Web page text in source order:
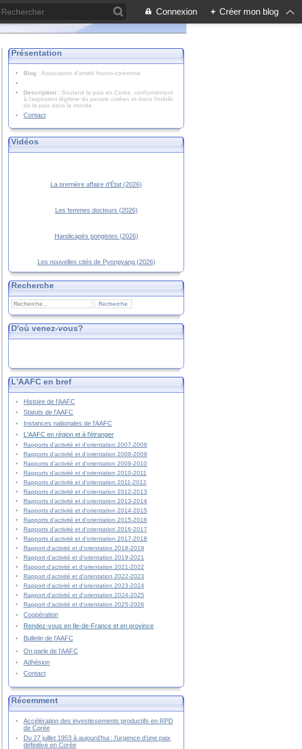
Connexion + Créer mon blog
Présentation
Blog : Association d'amitié franco-coréenne
Description : Soutenir la paix en Corée, conformément
à l'aspiration légitime du peuple coréen et dans l’intérêt
de la paix dans le monde
Contact
Vidéos
La première affaire d'État (2026)
Les femmes docteurs (2026)
Handicapés pongistes (2026)
Les nouvelles cités de Pyongyang (2026)
Recherche
D'où venez-vous?
L'AAFC en bref
Histoire de l'AAFC
Statuts de l'AAFC
Instances nationales de l'AAFC
L'AAFC en région et à l'étranger
Rapports d'activité et d'orientation 2007-2008
Rapports d'activité et d'orientation 2008-2009
Rapports d'activité et d'orientation 2009-2010
Rapports d'activité et d'orientation 2010-2011
Rapports d'activité et d'orientation 2011-2012
Rapports d'activité et d'orientation 2012-2013
Rapports d'activité et d'orientation 2013-2014
Rapports d'activité et d'orientation 2014-2015
Rapports d'activité et d'orientation 2015-2016
Rapports d'activité et d'orientation 2016-2017
Rapports d'activité et d'orientation 2017-2018
Rapport d'activité et d'orientation 2018-2019
Rapport d'activité et d'orientation 2019-2021
Rapport d'activité et d'orientation 2021-2022
Rapport d'activité et d'orientation 2022-2023
Rapport d'activité et d'orientation 2023-2024
Rapport d'activité et d'orientation 2024-2025
Rapport d'activité et d'orientation 2025-2026
Coopération
Rendez-vous en Ile-de-France et en province
Bulletin de l'AAFC
On parle de l'AAFC
Adhésion
Contact
Récemment
Accélération des investissements productifs en RPD
de Corée
Du 27 juillet 1953 à aujourd’hui : l’urgence d’une paix
définitive en Corée